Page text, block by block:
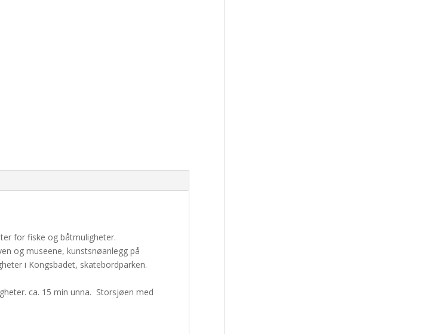
for fiske og båtmuligheter.
og museene, kunstsnøanlegg på
i Kongsbadet, skatebordparken.
ca. 15 min unna. Storsjøen med